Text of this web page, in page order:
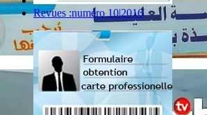
Revues :numéro 10|2016